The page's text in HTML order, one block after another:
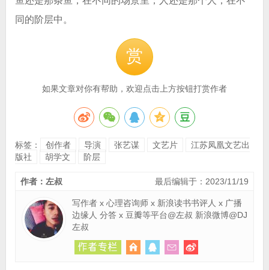
同的阶层中。
赏
如果文章对你有帮助，欢迎点击上方按钮打赏作者
标签： 创作者 导演 张艺谋 文艺片
江苏凤凰文艺出
版社
胡学文 阶层
最后编辑于：2023/11/19
作者：左叔
写作者 x 心理咨询师 x 新浪读书书评人 x 广播
边缘人 分答 x 豆瓣等平台@左叔 新浪微博@DJ
左叔